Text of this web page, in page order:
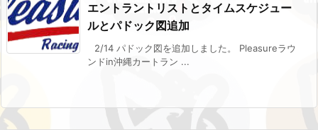
エントラントリストとタイムスケジュー
ルとパドック図追加
2/14 パドック図を追加しました。 Pleasureラウ
ンドin沖縄カートラン ...